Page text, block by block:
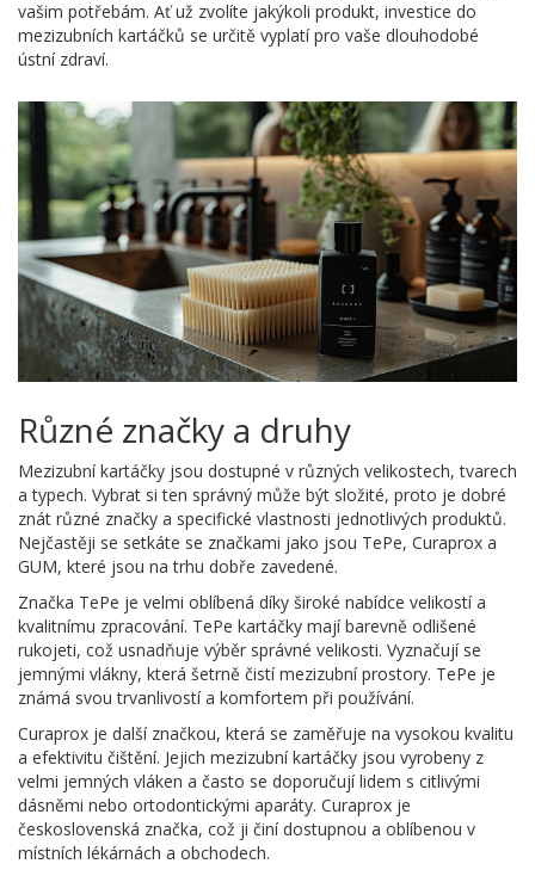
vašim potřebám. Ať už zvolíte jakýkoli produkt, investice do
mezizubních kartáčků se určitě vyplatí pro vaše dlouhodobé
ústní zdraví.
Různé značky a druhy
Mezizubní kartáčky jsou dostupné v různých velikostech, tvarech
a typech. Vybrat si ten správný může být složité, proto je dobré
znát různé značky a specifické vlastnosti jednotlivých produktů.
Nejčastěji se setkáte se značkami jako jsou TePe, Curaprox a
GUM, které jsou na trhu dobře zavedené.
Značka TePe je velmi oblíbená díky široké nabídce velikostí a
kvalitnímu zpracování. TePe kartáčky mají barevně odlišené
rukojeti, což usnadňuje výběr správné velikosti. Vyznačují se
jemnými vlákny, která šetrně čistí mezizubní prostory. TePe je
známá svou trvanlivostí a komfortem při používání.
Curaprox je další značkou, která se zaměřuje na vysokou kvalitu
a efektivitu čištění. Jejich mezizubní kartáčky jsou vyrobeny z
velmi jemných vláken a často se doporučují lidem s citlivými
dásněmi nebo ortodontickými aparáty. Curaprox je
československá značka, což ji činí dostupnou a oblíbenou v
místních lékárnách a obchodech.